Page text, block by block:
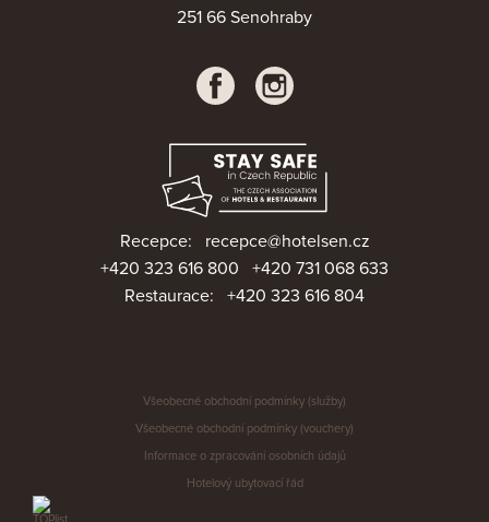
251 66 Senohraby
Recepce: recepce@hotelsen.cz
+420 323 616 800
+420 731 068 633
Restaurace: +420 323 616 804
Všeobecné obchodní podmínky (služby)
Všeobecné obchodní podmínky (vouchery)
Informace o zpracování osobních údajů
Hotelový ubytovací řád